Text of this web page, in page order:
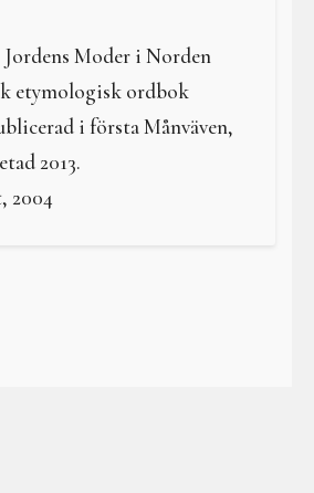
Moder i Norden
etymologisk ordbok
i första Månväven,
2013.
2004